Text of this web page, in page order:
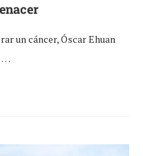
un cáncer, Óscar Ehuan
…